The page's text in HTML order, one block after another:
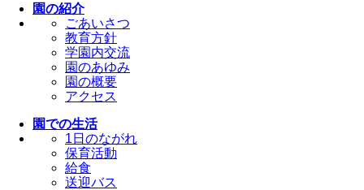
園の紹介
ごあいさつ
教育方針
学園内交流
園のあゆみ
園の概要
アクセス
園での生活
1日のながれ
保育活動
給食
送迎バス